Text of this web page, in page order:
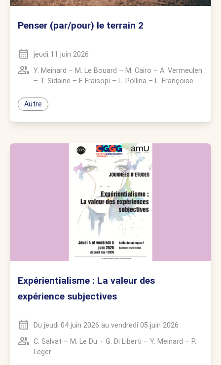
Penser (par/pour) le terrain 2
jeudi 11 juin 2026
Y. Meinard – M. Le Bouard – M. Cairo – A. Vermeulen
– T. Sidaine – F. Fraisopi – L. Pollina – L. Françoise
Autre
Expérientialisme : La valeur des
expérience subjectives
Du jeudi 04 juin 2026 au vendredi 05 juin 2026
C. Salvat – M. Le Du – G. Di Liberti – Y. Meinard – P.
Leger